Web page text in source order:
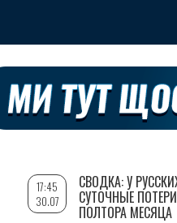
17:45
30.07
СВОДКА: У
СУТОЧНЫЕ
ПОЛТОРА МЕСЯЦА